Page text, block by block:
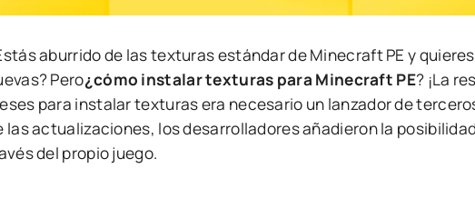
aburrido de las texturas estándar de Minecraft PE y
Pero¿cómo instalar texturas para Minecraft PE? ¡La
para instalar texturas era necesario un lanzador de
las actualizaciones, los desarrolladores añadieron la
del propio juego.